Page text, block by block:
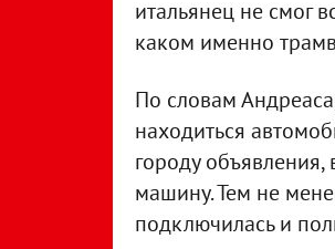
итальянец не смог
каком именно
По словам
находиться
городу
машину. Тем не
подключилась и